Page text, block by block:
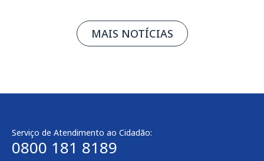
MAIS NOTÍCIAS
Serviço de Atendimento ao Cidadão:
0800 181 8189